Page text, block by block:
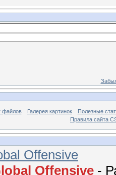
файлов Галерея картинок
Полезные
Правила сайта
Offensive
Offensive -